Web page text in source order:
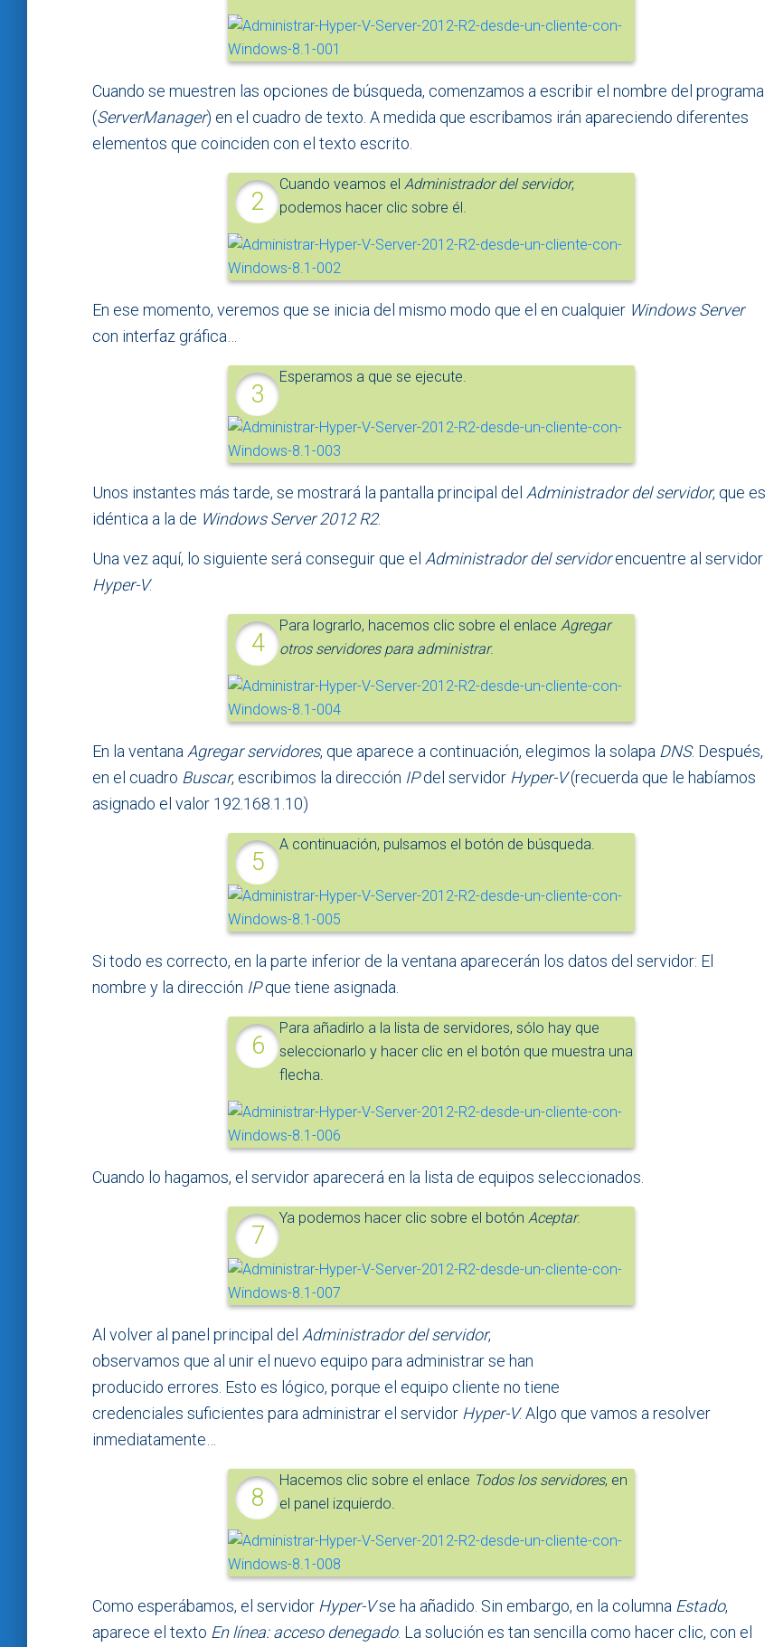
Cuando se muestren las opciones de búsqueda, comenzamos a escribir el nombre del programa
(ServerManager) en el cuadro de texto. A medida que escribamos irán apareciendo diferentes
elementos que coinciden con el texto escrito.
Cuando veamos el Administrador del servidor,
podemos hacer clic sobre él.
En ese momento, veremos que se inicia del mismo modo que el en cualquier Windows Server
con interfaz gráfica…
Esperamos a que se ejecute.
Unos instantes más tarde, se mostrará la pantalla principal del Administrador del servidor, que es
idéntica a la de Windows Server 2012 R2.
Una vez aquí, lo siguiente será conseguir que el Administrador del servidorencuentre al servidor
Hyper-V.
Para lograrlo, hacemos clic sobre el enlace Agregar
otros servidores para administrar.
En la ventana Agregar servidores, que aparece a continuación, elegimos la solapa DNS. Después,
en el cuadro Buscar, escribimos la dirección IPdel servidor Hyper-V(recuerda que le habíamos
asignado el valor 192.168.1.10)
A continuación, pulsamos el botón de búsqueda.
Si todo es correcto, en la parte inferior de la ventana aparecerán los datos del servidor: El
nombre y la dirección IPque tiene asignada.
Para añadirlo a la lista de servidores, sólo hay que
seleccionarlo y hacer clic en el botón que muestra una
flecha.
Cuando lo hagamos, el servidor aparecerá en la lista de equipos seleccionados.
Ya podemos hacer clic sobre el botón Aceptar.
Al volver al panel principal del Administrador del servidor,
observamos que al unir el nuevo equipo para administrar se han
producido errores. Esto es lógico, porque el equipo cliente no tiene
credenciales suficientes para administrar el servidor Hyper-V. Algo que vamos a resolver
inmediatamente…
Hacemos clic sobre el enlace Todos los servidores, en
el panel izquierdo.
Como esperábamos, el servidor Hyper-Vse ha añadido. Sin embargo, en la columna Estado,
aparece el texto En línea: acceso denegado. La solución es tan sencilla como hacer clic, con el